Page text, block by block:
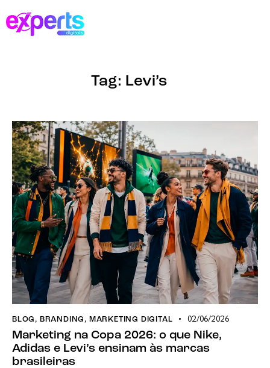
Tag: Levi’s
BLOG , BRANDING , MARKETING DIGITAL 02/06/2026
Marketing na Copa 2026: o que Nike,
Adidas e Levi’s ensinam às marcas
brasileiras